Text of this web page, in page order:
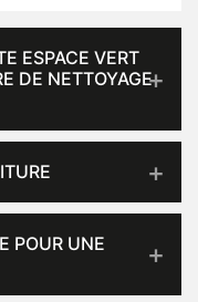
ESPACE VERT
DE NETTOYAGE
POUR UNE